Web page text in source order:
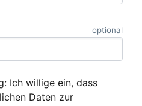
optional
Ich willige ein, dass
Daten zur